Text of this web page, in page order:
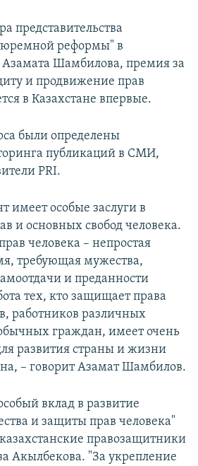
представительства
реформы" в
Шамбилова, премия за
и продвижение прав
в Казахстане впервые.
были определены
публикаций в СМИ,
PRI.
особые заслуги в
и основных свобод человека.
человека – непростая
требующая мужества,
и преданности
тех, кто защищает права
работников различных
граждан, имеет очень
развития страны и жизни
– говорит Азамат Шамбилов.
вклад в развитие
и защиты прав человека"
правозащитники
Акылбекова. "За укрепление